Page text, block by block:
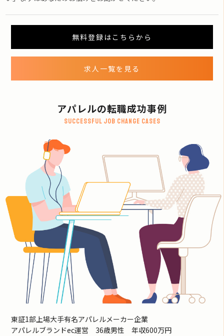
無料登録はこちらから
求人一覧を見る
アパレルの転職成功事例
Successful job change cases
東証1部上場大手有名アパレルメーカー企業
アパレルブランドec運営 36歳男性 年収600万円